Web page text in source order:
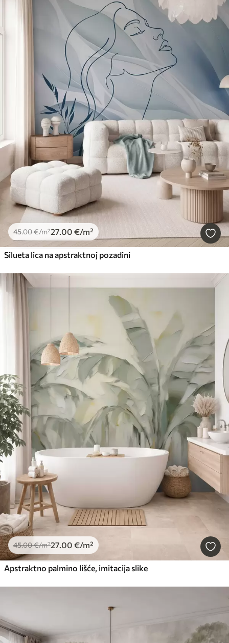
45.00€/m²27.00 €/m²
Silueta lica na apstraktnoj pozadini
45.00€/m²27.00 €/m²
Apstraktno palmino lišće, imitacija slike